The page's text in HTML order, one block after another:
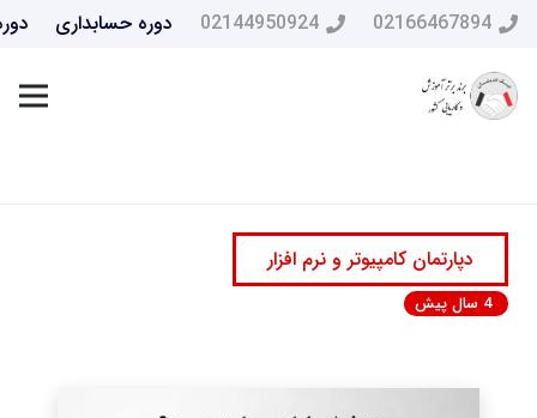
02166467894
02144950924 دوره حسابداری
دپارتمان کامپیوتر و نرم افزار
4 سال پیش